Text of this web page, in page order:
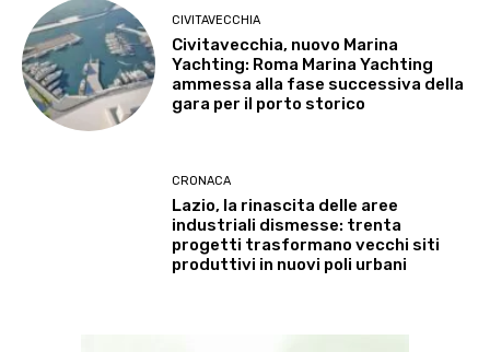
CIVITAVECCHIA
Civitavecchia, nuovo Marina
Yachting: Roma Marina Yachting
ammessa alla fase successiva della
gara per il porto storico
CRONACA
Lazio, la rinascita delle aree
industriali dismesse: trenta
progetti trasformano vecchi siti
produttivi in nuovi poli urbani